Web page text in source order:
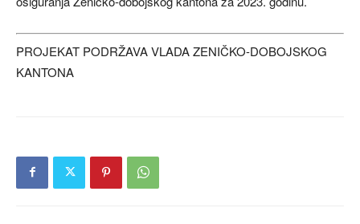
PROJEKAT PODRŽAVA VLADA ZENIČKO-DOBOJSKOG
KANTONA